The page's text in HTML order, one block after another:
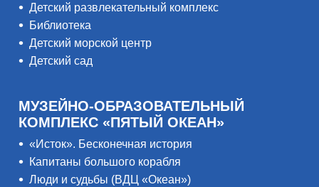
Детский развлекательный комплекс
Библиотека
Детский морской центр
Детский сад
МУЗЕЙНО-ОБРАЗОВАТЕЛЬНЫЙ
КОМПЛЕКС «ПЯТЫЙ ОКЕАН»
«Исток». Бесконечная история
Капитаны большого корабля
Люди и судьбы (ВДЦ «Океан»)